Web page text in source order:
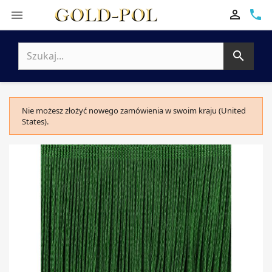
 phone


Nie możesz złożyć nowego zamówienia w swoim kraju (United
States).